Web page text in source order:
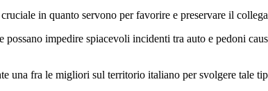
in quanto servono per favorire e preservare il
possano impedire spiacevoli incidenti tra auto e pedoni
una fra le migliori sul territorio italiano per svolgere tale